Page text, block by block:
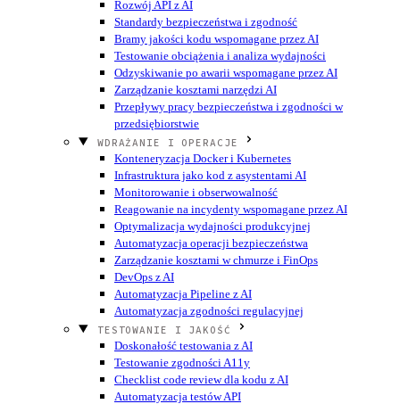
Rozwój API z AI
Standardy bezpieczeństwa i zgodność
Bramy jakości kodu wspomagane przez AI
Testowanie obciążenia i analiza wydajności
Odzyskiwanie po awarii wspomagane przez AI
Zarządzanie kosztami narzędzi AI
Przepływy pracy bezpieczeństwa i zgodności w
przedsiębiorstwie
WDRAŻANIE I OPERACJE
Konteneryzacja Docker i Kubernetes
Infrastruktura jako kod z asystentami AI
Monitorowanie i obserwowalność
Reagowanie na incydenty wspomagane przez AI
Optymalizacja wydajności produkcyjnej
Automatyzacja operacji bezpieczeństwa
Zarządzanie kosztami w chmurze i FinOps
DevOps z AI
Automatyzacja Pipeline z AI
Automatyzacja zgodności regulacyjnej
TESTOWANIE I JAKOŚĆ
Doskonałość testowania z AI
Testowanie zgodności A11y
Checklist code review dla kodu z AI
Automatyzacja testów API